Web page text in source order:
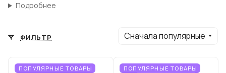
Подробнее
ФИЛЬТР Сначала популярные
ПОПУЛЯРНЫЕ ТОВАРЫ ПОПУЛЯРНЫЕ ТОВАРЫ